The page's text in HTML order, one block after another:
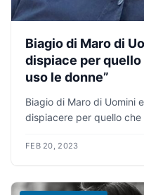
Biagio di Maro di
dispiace per
uso le donne”
Biagio di Maro di Uomini
dispiacere per quello che
FEB 20, 2023